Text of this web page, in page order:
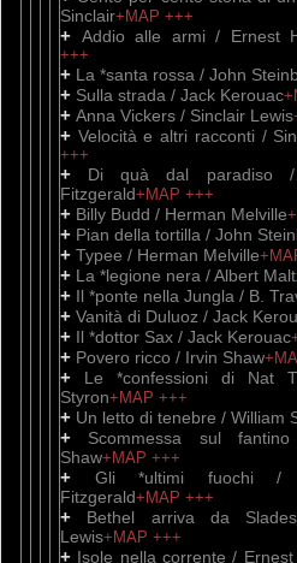
Sinclair+MAP +++
+ Addio alle armi / Ernest
+++
+ La *santa rossa / John
+ Sulla strada / Jack Kerouac
+ Anna Vickers / Sinclair Lewis
+ Velocità e altri racconti /
+++
+ Di quà dal paradiso /
Fitzgerald+MAP +++
+ Billy Budd / Herman Melville
+ Pian della tortilla / John
+ Typee / Herman Melville
+ La *legione nera / Albert
+ Il *ponte nella Jungla / B.
+ Vanità di Duluoz / Jack
+ Il *dottor Sax / Jack Kerouac
+ Povero ricco / Irvin Shaw
+ Le *confessioni di Nat
Styron+MAP +++
+ Un letto di tenebre / William
+ Scommessa sul
Shaw+MAP +++
+ Gli *ultimi fuochi /
Fitzgerald+MAP +++
+ Bethel arriva da
Lewis+MAP +++
+ Isole nella corrente / Ernest